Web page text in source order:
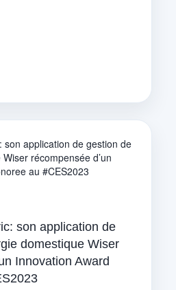
son application de
domestique Wiser
Innovation Award